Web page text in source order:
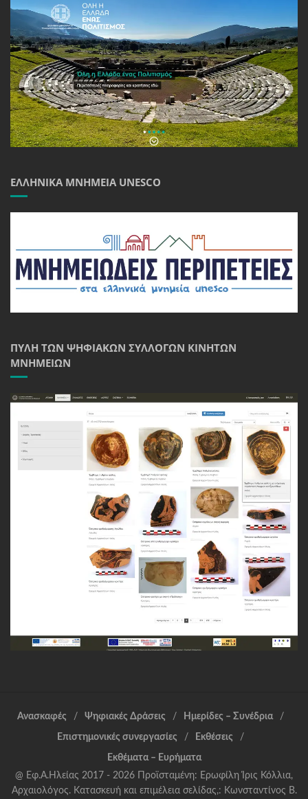
ΕΛΛΗΝΙΚΆ ΜΝΗΜΕΊΑ UNESCO
ΠΎΛΗ ΤΩΝ ΨΗΦΙΑΚΏΝ ΣΥΛΛΟΓΏΝ ΚΙΝΗΤΏΝ
ΜΝΗΜΕΊΩΝ
Ανασκαφές Ψηφιακές Δράσεις Ημερίδες – Συνέδρια
Επιστημονικές συνεργασίες Εκθέσεις
Εκθέματα – Ευρήματα
@ Εφ.Α.Ηλείας 2017 - 2026 Προϊσταμένη: Ερωφίλη Ίρις Κόλλια,
Αρχαιολόγος. Κατασκευή και επιμέλεια σελίδας,: Κωνσταντίνος Β.